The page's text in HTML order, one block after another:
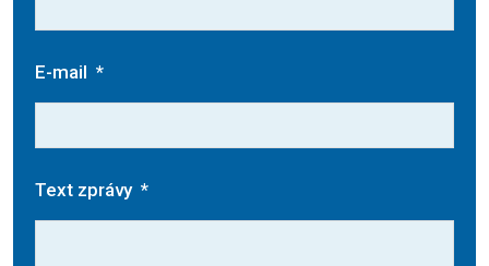
E-mail *
Text zprávy *